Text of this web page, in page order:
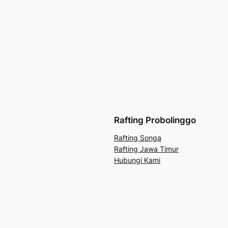
Rafting Probolinggo
Rafting Songa
Rafting Jawa Timur
Hubungi Kami